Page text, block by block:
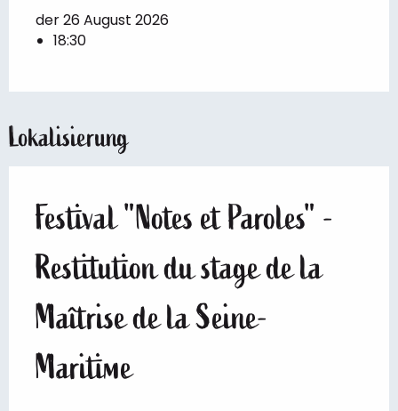
der 26 August 2026
18:30
Lokalisierung
Festival "Notes et Paroles" -
Restitution du stage de la
Maîtrise de la Seine-
Maritime